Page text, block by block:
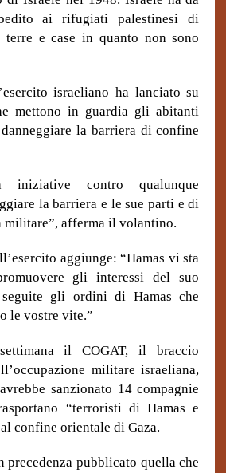
ai rifugiati palestinesi di
e case in quanto non sono
israeliano ha lanciato su
mettono in guardia gli abitanti
la barriera di confine
iniziative contro qualunque
la barriera e le sue parti e di
militare”, afferma il volantino.
aggiunge: “Hamas vi sta
gli interessi del suo
gli ordini di Hamas che
le vostre vite.”
il COGAT, il braccio
militare israeliana,
sanzionato 14 compagnie
“terroristi di Hamas e
confine orientale di Gaza.
precedenza pubblicato quella che